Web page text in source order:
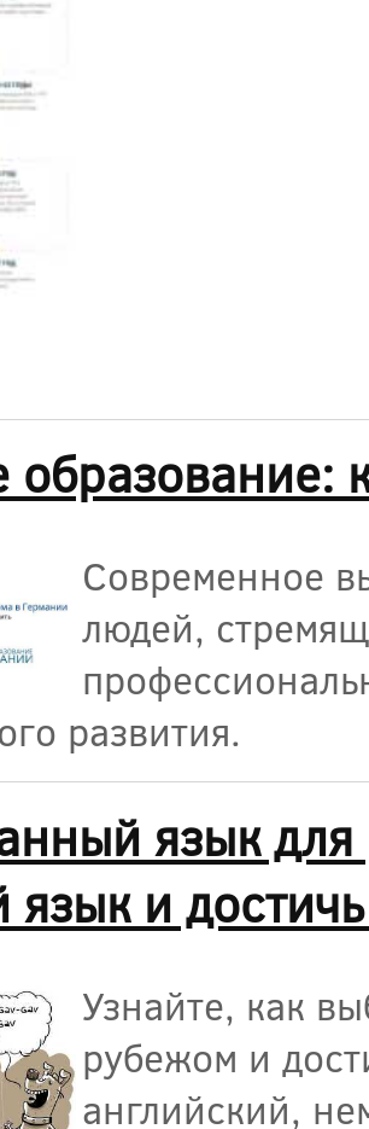
Современное
людей,
развития.
язык
и
Узнайте, как
рубежом и
английский,